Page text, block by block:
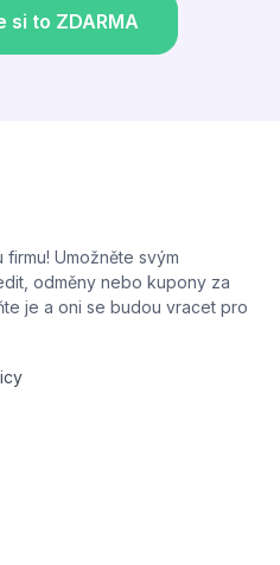
si to ZDARMA
Umožněte svým
odměny nebo kupony za
je a oni se budou vracet pro